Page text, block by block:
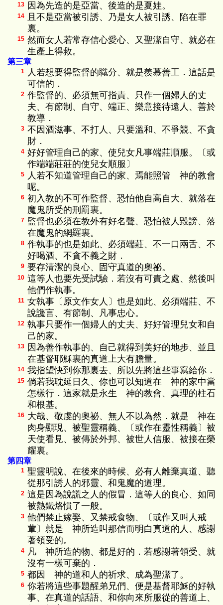
13 因為先造的是亞當、後造的是夏娃。
14
且不是亞當被引誘、乃是女人被引誘、陷在罪
裏。
15 然而女人若常存信心愛心、又聖潔自守、就必在
生產上得救。
第三章
1
人若想要得監督的職分、就是羨慕善工．這話是
可信的．
2 作監督的、必須無可指責、只作一個婦人的丈
夫、有節制、自守、端正、樂意接待遠人、善於
教導．
3 不因酒滋事、不打人、只要溫和、不爭競、不貪
財．
4 好好管理自己的家、使兒女凡事端莊順服。〔或
作端端莊莊的使兒女順服〕
5
人若不知道管理自己的家、焉能照管 神的教會
呢。
6 初入教的不可作監督、恐怕他自高自大、就落在
魔鬼所受的刑罰裏。
7 監督也必須在教外有好名聲、恐怕被人毀謗、落
在魔鬼的網羅裏。
8 作執事的也是如此、必須端莊、不一口兩舌、不
好喝酒、不貪不義之財．
9 要存清潔的良心、固守真道的奧祕。
10 這等人也要先受試驗．若沒有可責之處、然後叫
他們作執事。
11 女執事〔原文作女人〕也是如此、必須端莊、不
說讒言、有節制、凡事忠心。
12 執事只要作一個婦人的丈夫、好好管理兒女和自
己的家。
13
因為善作執事的、自己就得到美好的地步、並且
在基督耶穌裏的真道上大有膽量。
14 我指望快到你那裏去、所以先將這些事寫給你．
15 倘若我耽延日久、你也可以知道在 神的家中當
怎樣行．這家就是永生 神的教會、真理的柱石
和根基。
16 大哉、敬虔的奧祕、無人不以為然．就是 神在
肉身顯現、被聖靈稱義、〔或作在靈性稱義〕被
天使看見、被傳於外邦、被世人信服、被接在榮
耀裏。
第四章
1 聖靈明說、在後來的時候、必有人離棄真道、聽
從那引誘人的邪靈、和鬼魔的道理。
2 這是因為說謊之人的假冒．這等人的良心、如同
被熱鐵烙慣了一般。
3 他們禁止嫁娶、又禁戒食物、〔或作又叫人戒
葷〕就是 神所造叫那信而明白真道的人、感謝
著領受的。
4 凡 神所造的物、都是好的．若感謝著領受、就
沒有一樣可棄的．
5 都因 神的道和人的祈求、成為聖潔了。
6 你若將這些事題醒弟兄們、便是基督耶穌的好執
事、在真道的話語、和你向來所服從的善道上、